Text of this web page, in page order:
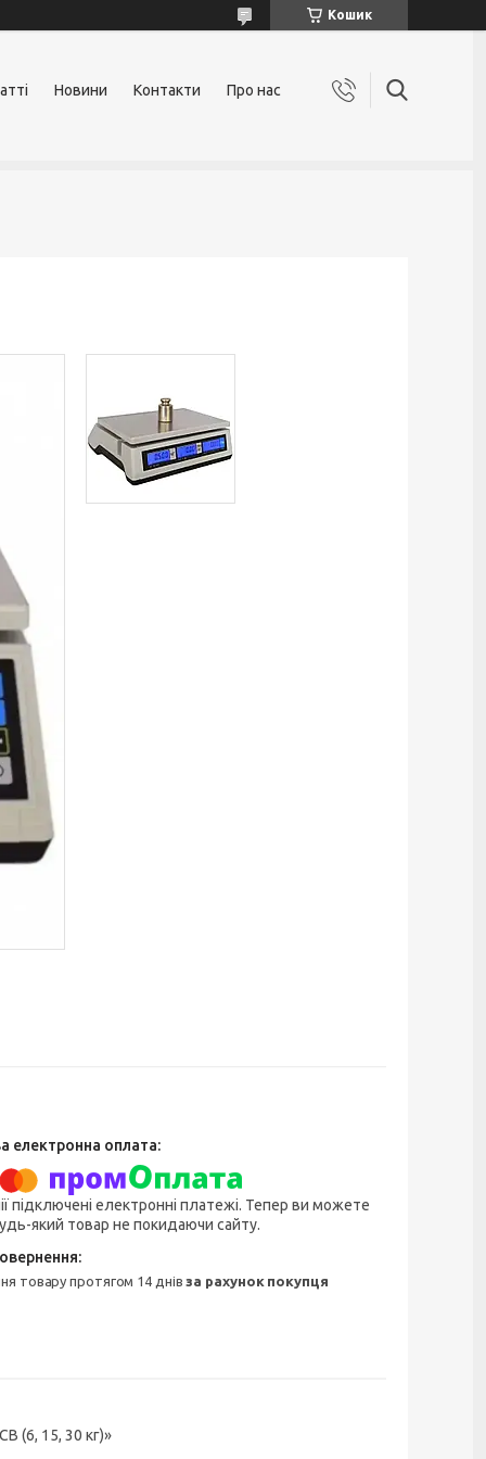
Кошик
Новини Контакти Про нас
підключені електронні платежі. Тепер ви можете
який товар не покидаючи сайту.
товару протягом 14 днівза рахунок покупця
(6, 15, 30 кг)»